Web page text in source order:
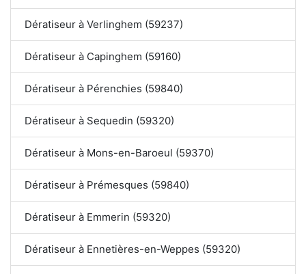
Dératiseur à Verlinghem (59237)
Dératiseur à Capinghem (59160)
Dératiseur à Pérenchies (59840)
Dératiseur à Sequedin (59320)
Dératiseur à Mons-en-Baroeul (59370)
Dératiseur à Prémesques (59840)
Dératiseur à Emmerin (59320)
Dératiseur à Ennetières-en-Weppes (59320)